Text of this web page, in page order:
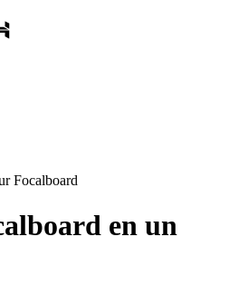
Focalboard
en un